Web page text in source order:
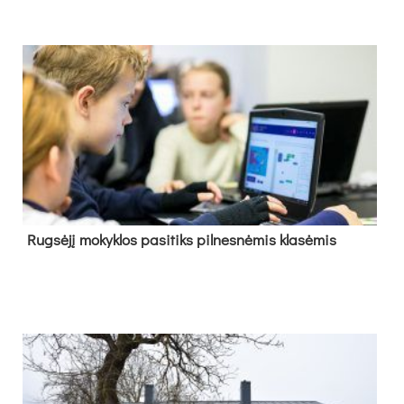
Rug­sė­jį mo­kyk­los pa­si­tiks pil­nes­nė­mis kla­sė­mis